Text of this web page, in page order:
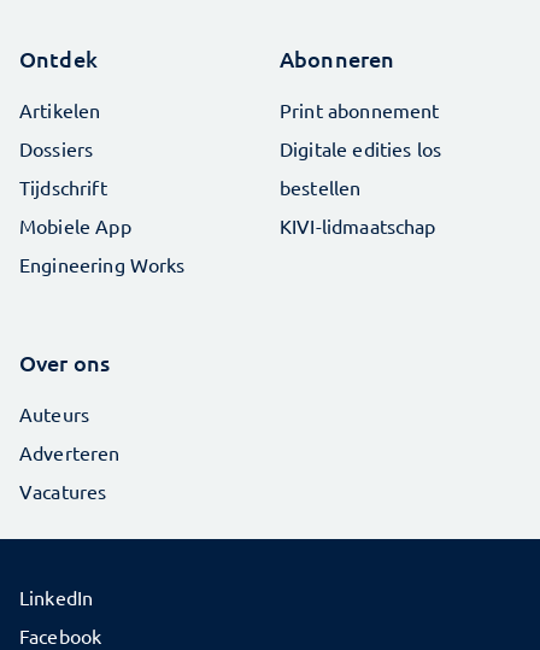
Ontdek
Artikelen
Dossiers
Tijdschrift
Mobiele App
Engineering Works
Abonneren
Print abonnement
Digitale edities los
bestellen
KIVI-lidmaatschap
Over ons
Auteurs
Adverteren
Vacatures
LinkedIn
Facebook